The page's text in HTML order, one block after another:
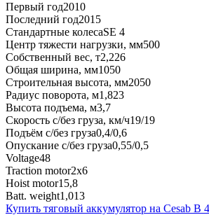
Первый год2010
Последний год2015
Стандартные колесаSE 4
Центр тяжести нагрузки, мм500
Собственный вес, т2,226
Общая ширина, мм1050
Строительная высота, мм2050
Радиус поворота, м1,823
Высота подъема, м3,7
Скорость с/без груза, км/ч19/19
Подъём с/без груза0,4/0,6
Опускание с/без груза0,55/0,5
Voltage48
Traction motor2x6
Hoist motor15,8
Batt. weight1,013
Купить тяговый аккумулятор на Cesab B